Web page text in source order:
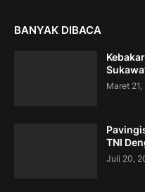
BANYAK DIBACA
Maret
TNI
Juli 20,